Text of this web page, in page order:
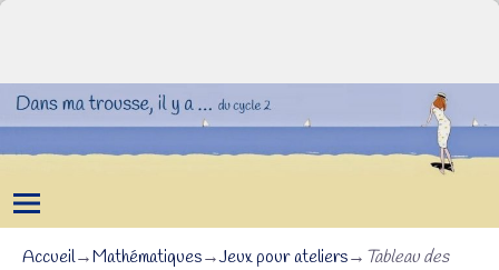
Accueil→Mathématiques→Jeux pour ateliers→ Tableau des